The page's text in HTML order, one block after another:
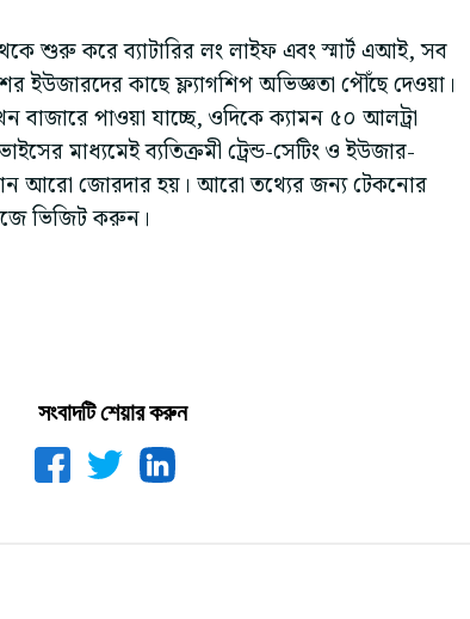
শুরু করে ব্যাটারির লং লাইফ এবং স্মার্ট এআই, সব
ইউজারদের কাছে ফ্ল্যাগশিপ অভিজ্ঞতা পৌঁছে দেওয়া।
পাওয়া যাচ্ছে, ওদিকে ক্যামন ৫০ আলট্রা
মাধ্যমেই ব্যতিক্রমী ট্রেন্ড-সেটিং ও ইউজার-
আরো জোরদার হয়। আরো তথ্যের জন্য টেকনোর
ভিজিট করুন।
সংবাদটি শেয়ার করুন